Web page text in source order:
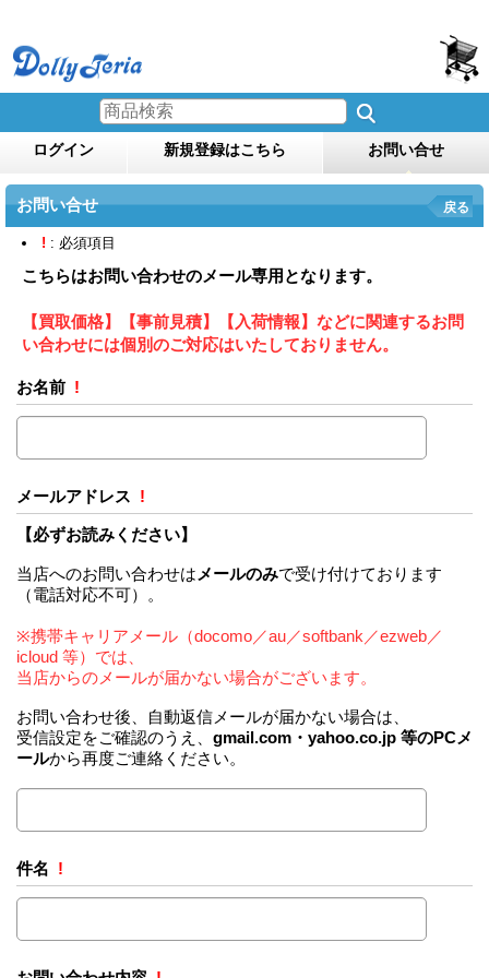
ログイン 新規登録はこちら お問い合せ
お問い合せ 戻る
! : 必須項目
こちらはお問い合わせのメール専用となります。
【買取価格】【事前見積】【入荷情報】などに関連するお問
い合わせには個別のご対応はいたしておりません。
お名前 !
メールアドレス !
【必ずお読みください】
当店へのお問い合わせは メールのみで受け付けております
（電話対応不可）。
※携帯キャリアメール（docomo／au／softbank／ezweb／
icloud 等）では、
当店からのメールが届かない場合がございます。
お問い合わせ後、自動返信メールが届かない場合は、
受信設定をご確認のうえ、 gmail.com・yahoo.co.jp 等のPCメ
ールから再度ご連絡ください。
件名 !